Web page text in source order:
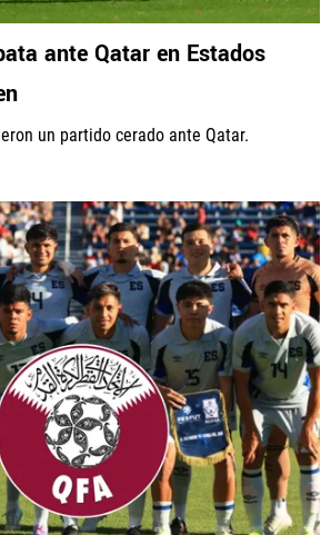
ante Qatar en Estados
un partido cerado ante Qatar.